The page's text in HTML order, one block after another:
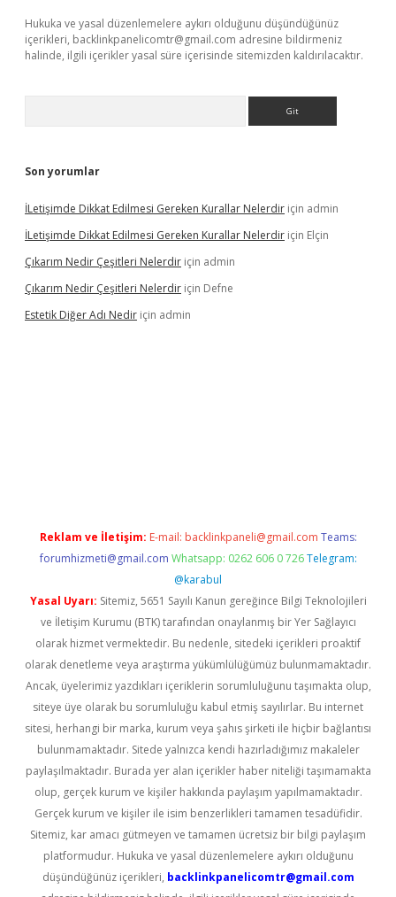
Hukuka ve yasal düzenlemelere aykırı olduğunu düşündüğünüz
içerikleri, backlinkpanelicomtr@gmail.com adresine bildirmeniz
halinde, ilgili içerikler yasal süre içerisinde sitemizden kaldırılacaktır.
Son yorumlar
İLetişimde Dikkat Edilmesi Gereken Kurallar Nelerdir için admin
İLetişimde Dikkat Edilmesi Gereken Kurallar Nelerdir için Elçin
Çıkarım Nedir Çeşitleri Nelerdir için admin
Çıkarım Nedir Çeşitleri Nelerdir için Defne
Estetik Diğer Adı Nedir için admin
Reklam ve İletişim: E-mail: backlinkpaneli@gmail.com Teams:
forumhizmeti@gmail.com Whatsapp: 0262 606 0 726 Telegram:
@karabul
Yasal Uyarı: Sitemiz, 5651 Sayılı Kanun gereğince Bilgi Teknolojileri
ve İletişim Kurumu (BTK) tarafından onaylanmış bir Yer Sağlayıcı
olarak hizmet vermektedir. Bu nedenle, sitedeki içerikleri proaktif
olarak denetleme veya araştırma yükümlülüğümüz bulunmamaktadır.
Ancak, üyelerimiz yazdıkları içeriklerin sorumluluğunu taşımakta olup,
siteye üye olarak bu sorumluluğu kabul etmiş sayılırlar. Bu internet
sitesi, herhangi bir marka, kurum veya şahıs şirketi ile hiçbir bağlantısı
bulunmamaktadır. Sitede yalnızca kendi hazırladığımız makaleler
paylaşılmaktadır. Burada yer alan içerikler haber niteliği taşımamakta
olup, gerçek kurum ve kişiler hakkında paylaşım yapılmamaktadır.
Gerçek kurum ve kişiler ile isim benzerlikleri tamamen tesadüfidir.
Sitemiz, kar amacı gütmeyen ve tamamen ücretsiz bir bilgi paylaşım
platformudur. Hukuka ve yasal düzenlemelere aykırı olduğunu
düşündüğünüz içerikleri, backlinkpanelicomtr@gmail.com